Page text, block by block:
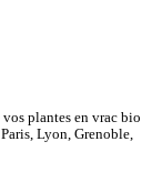
plantes en vrac bio
Lyon, Grenoble,